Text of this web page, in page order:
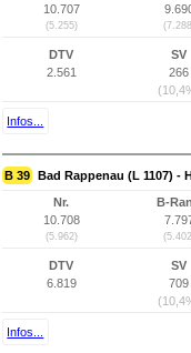
10.707
(5.255)
DTV
2.561
SV
266
Infos...
B 39 Bad Rappenau (L 1107) -
Nr.
10.708
(5.962)
B-
DTV
6.819
SV
709
Infos...